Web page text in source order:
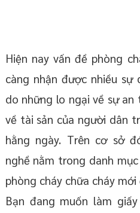
Hiện nay vấn đề phòng
càng nhận được nhiều
do những lo ngại về sự
về tài sản của người dân
hằng ngày. Trên cơ sở
nghề nằm trong danh
phòng cháy chữa cháy
Bạn đang muốn làm